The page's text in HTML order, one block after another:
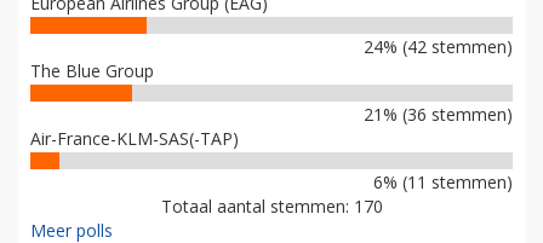
24% (42 stemmen)
The Blue Group
21% (36 stemmen)
Air-France-KLM-SAS(-TAP)
6% (11 stemmen)
Totaal aantal stemmen: 170
Meer polls